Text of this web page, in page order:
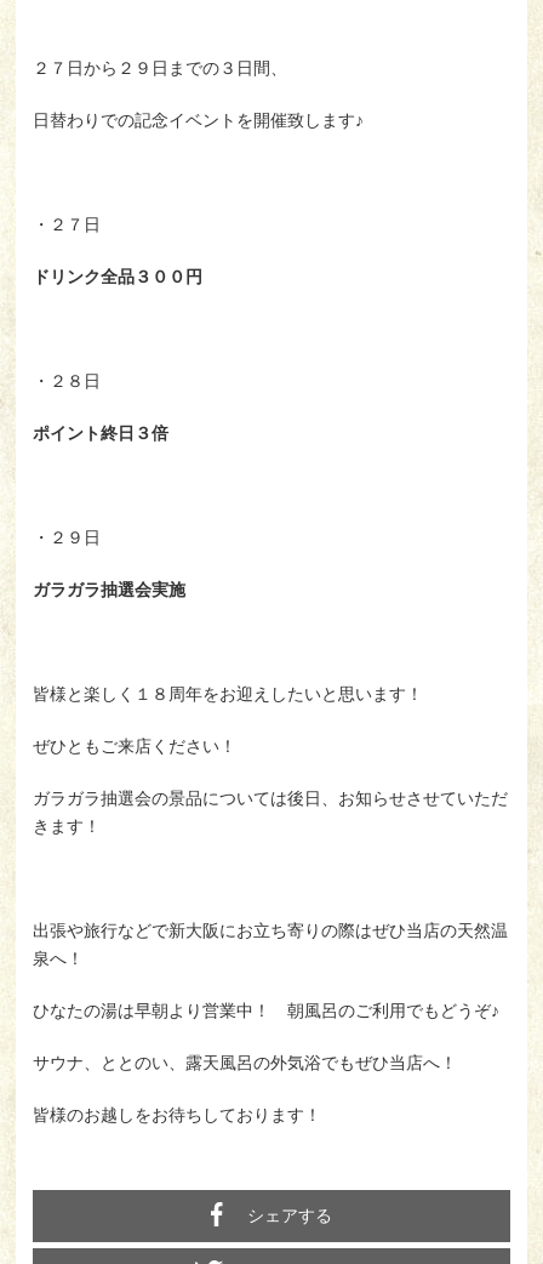
２７日から２９日までの３日間、
日替わりでの記念イベントを開催致します♪
・２７日
ドリンク全品３００円
・２８日
ポイント終日３倍
・２９日
ガラガラ抽選会実施
皆様と楽しく１８周年をお迎えしたいと思います！
ぜひともご来店ください！
ガラガラ抽選会の景品については後日、お知らせさせていただ
きます！
出張や旅行などで新大阪にお立ち寄りの際はぜひ当店の天然温
泉へ！
ひなたの湯は早朝より営業中！ 朝風呂のご利用でもどうぞ♪
サウナ、ととのい、露天風呂の外気浴でもぜひ当店へ！
皆様のお越しをお待ちしております！
シェアする